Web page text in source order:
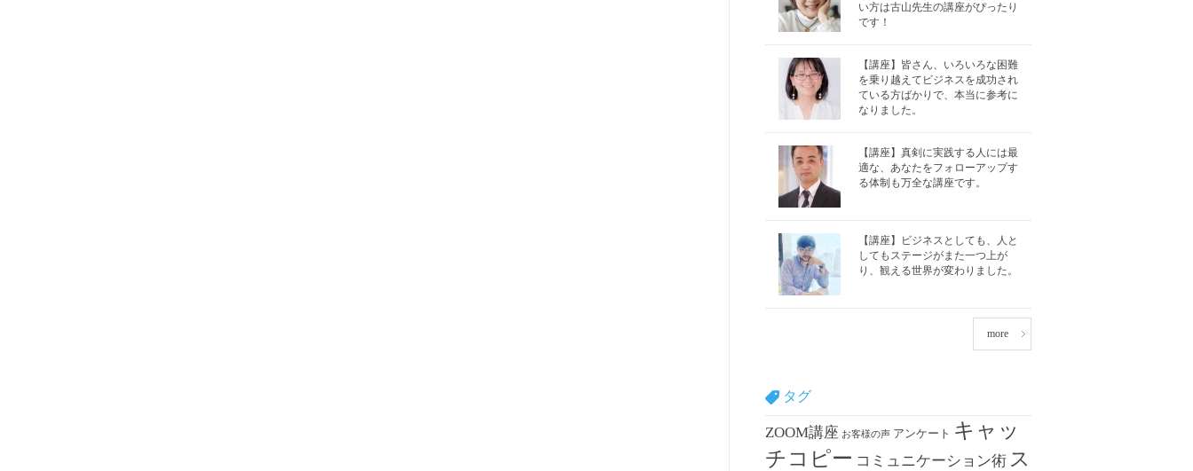
い方は古山先生の講座がぴったり
です！
【講座】皆さん、いろいろな困難
を乗り越えてビジネスを成功され
ている方ばかりで、本当に参考に
なりました。
【講座】真剣に実践する人には最
適な、あなたをフォローアップす
る体制も万全な講座です。
【講座】ビジネスとしても、人と
してもステージがまた一つ上が
り、観える世界が変わりました。
more
タグ
ZOOM講座 お客様の声 アンケート キャッ
チコピー コミュニケーション術 ス